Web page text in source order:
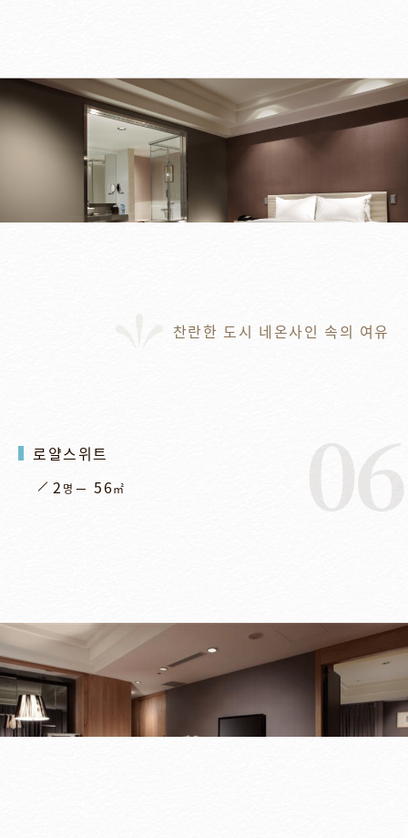
찬란한 도시 네온사인 속의 여유
06
로얄스위트
2 명 56㎡